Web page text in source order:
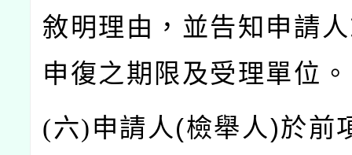
敘明理由，並告知申請
申復之期限及受理單位。
(六)申請人(檢舉人)於前